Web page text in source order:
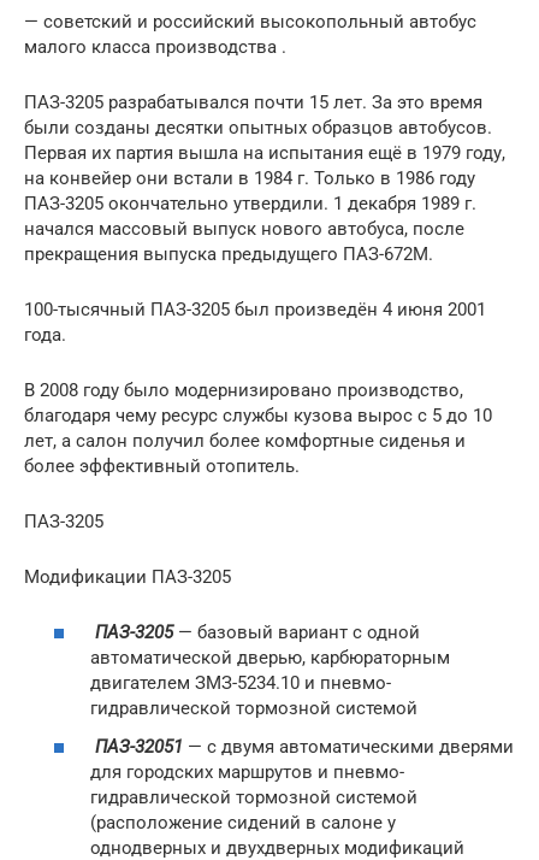
— советский и российский высокопольный автобус
малого класса производства .
ПАЗ-3205 разрабатывался почти 15 лет. За это время
были созданы десятки опытных образцов автобусов.
Первая их партия вышла на испытания ещё в 1979 году,
на конвейер они встали в 1984 г. Только в 1986 году
ПАЗ-3205 окончательно утвердили. 1 декабря 1989 г.
начался массовый выпуск нового автобуса, после
прекращения выпуска предыдущего ПАЗ-672М.
100-тысячный ПАЗ-3205 был произведён 4 июня 2001
года.
В 2008 году было модернизировано производство,
благодаря чему ресурс службы кузова вырос с 5 до 10
лет, а салон получил более комфортные сиденья и
более эффективный отопитель.
ПАЗ-3205
Модификации ПАЗ-3205
ПАЗ-3205— базовый вариант с одной
автоматической дверью, карбюраторным
двигателем ЗМЗ-5234.10 и пневмо-
гидравлической тормозной системой
ПАЗ-32051 — с двумя автоматическими дверями
для городских маршрутов и пневмо-
гидравлической тормозной системой
(расположение сидений в салоне у
однодверных и двухдверных модификаций